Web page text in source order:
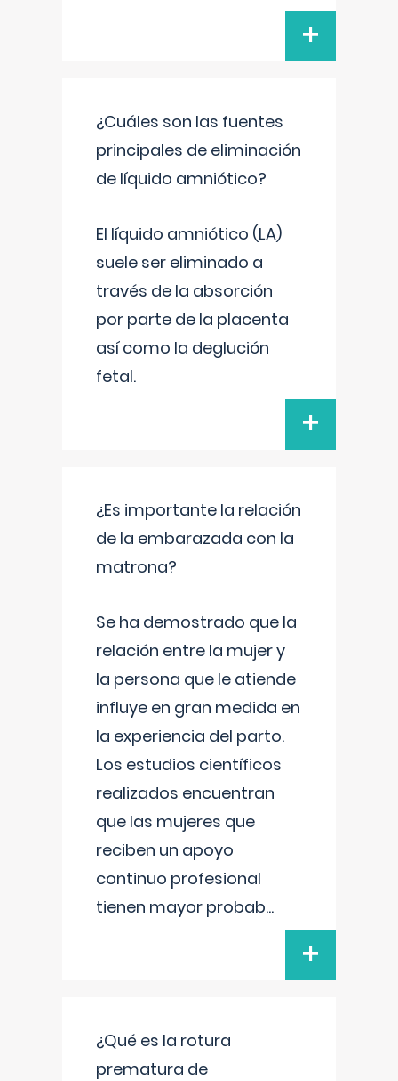
+
¿Cuáles son las fuentes
principales de eliminación
de líquido amniótico?
El líquido amniótico (LA)
suele ser eliminado a
través de la absorción
por parte de la placenta
así como la deglución
fetal.
+
¿Es importante la relación
de la embarazada con la
matrona?
Se ha demostrado que la
relación entre la mujer y
la persona que le atiende
influye en gran medida en
la experiencia del parto.
Los estudios científicos
realizados encuentran
que las mujeres que
reciben un apoyo
continuo profesional
tienen mayor probab...
+
¿Qué es la rotura
prematura de